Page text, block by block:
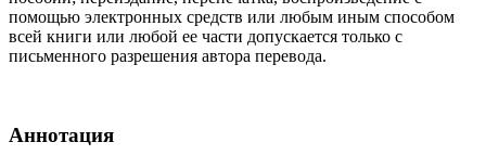
помощью электронных средств или любым иным способом
всей книги или любой ее части допускается только с
письменного разрешения автора перевода.
Аннотация